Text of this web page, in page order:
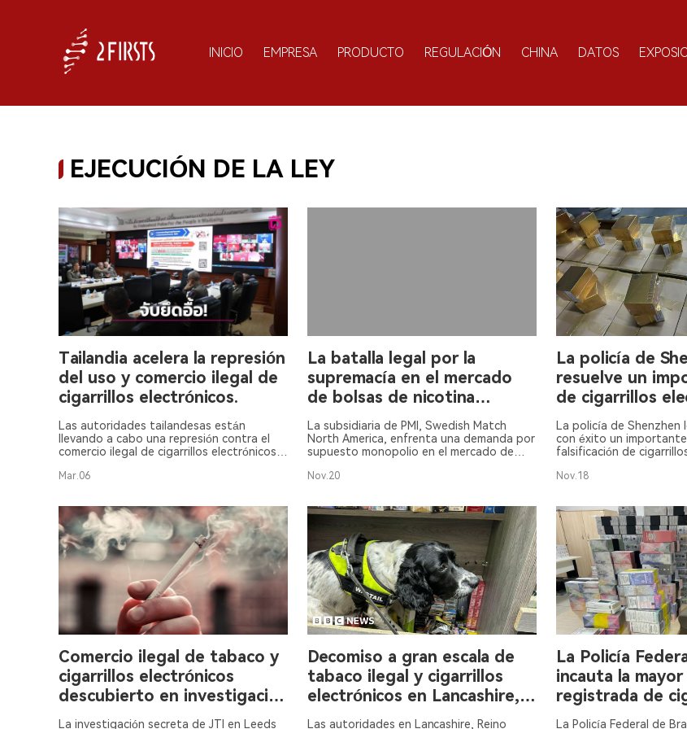
INICIO EMPRESA PRODUCTO REGULACIÓN CHINA DATOS
EJECUCIÓN DE LA LEY
Tailandia acelera la represión
del uso y comercio ilegal de
cigarrillos electrónicos.
Las autoridades tailandesas están
llevando a cabo una represión contra el
comercio ilegal de cigarrillos electrónicos,
días con 690 detenciones.
Mar.06
La batalla legal por la
supremacía en el mercado
de bolsas de nicotina
continúa.
La subsidiaria de PMI, Swedish Match
North America, enfrenta una demanda por
supuesto monopolio en el mercado de
noviembre.
Nov.20
La policía de
resuelve un
de cigarrillos
falsificados.
La policía de Shenzhen
con éxito un
falsificación de
Nov.18
Comercio ilegal de tabaco y
cigarrillos electrónicos
descubierto en investigación
en Leeds.
La investigación secreta de JTI en Leeds
Decomiso a gran escala de
tabaco ilegal y cigarrillos
electrónicos en Lancashire,
Reino Unido
Las autoridades en Lancashire, Reino
La Policía
incauta la
registrada de
electrónicos y
La Policía Federal de